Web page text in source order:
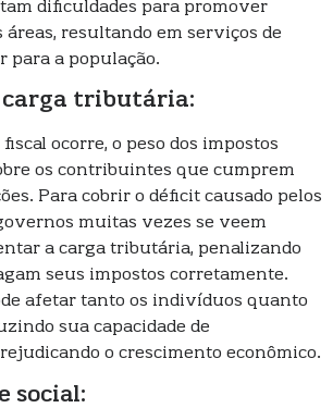
dificuldades para promover
áreas, resultando em serviços de
para a população.
carga tributária:
ocorre, o peso dos impostos
os contribuintes que cumprem
Para cobrir o déficit causado pelos
muitas vezes se veem
a carga tributária, penalizando
seus impostos corretamente.
afetar tanto os indivíduos quanto
sua capacidade de
o crescimento econômico.
social: